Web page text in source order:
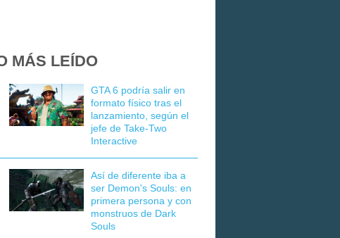
MÁS LEÍDO
GTA 6 podría salir en
formato físico tras el
lanzamiento, según el
jefe de Take-Two
Interactive
Así de diferente iba a
ser Demon's Souls: en
primera persona y con
monstruos de Dark
Souls